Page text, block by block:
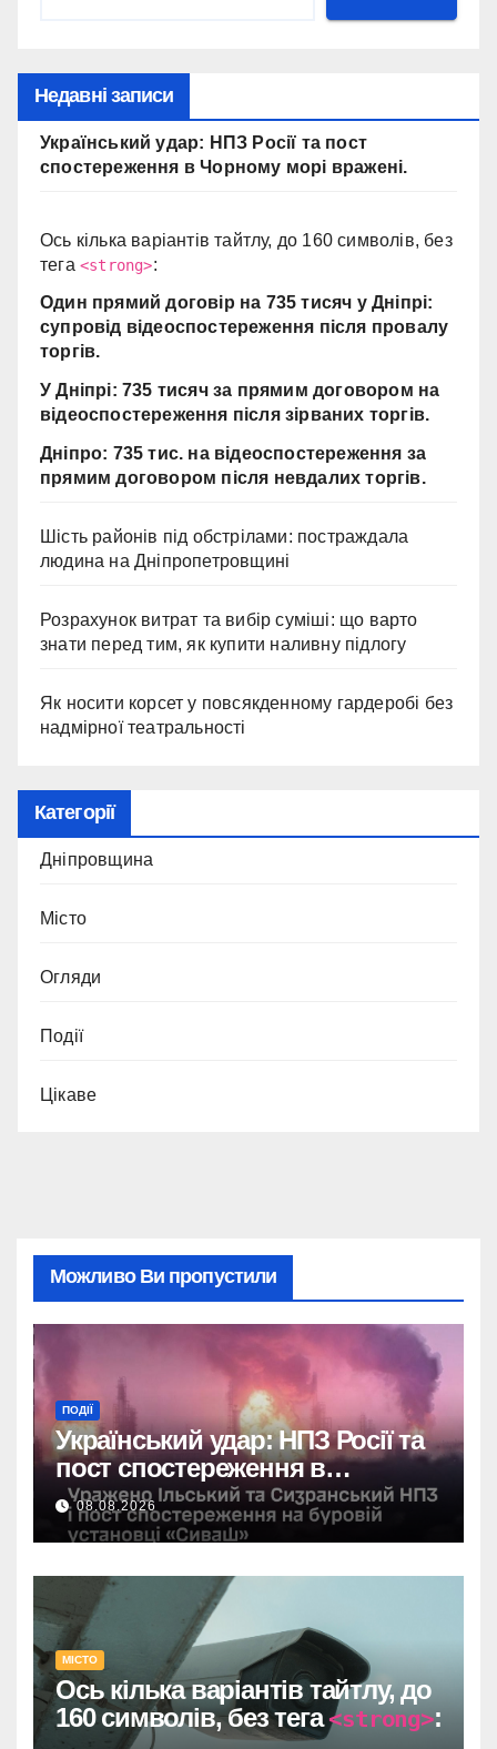
Недавні записи
Український удар: НПЗ Росії та пост
спостереження в Чорному морі вражені.
Ось кілька варіантів тайтлу, до 160 символів, без
тега <strong>:
Один прямий договір на 735 тисяч у Дніпрі:
супровід відеоспостереження після провалу
торгів.
У Дніпрі: 735 тисяч за прямим договором на
відеоспостереження після зірваних торгів.
Дніпро: 735 тис. на відеоспостереження за
прямим договором після невдалих торгів.
Шість районів під обстрілами: постраждала
людина на Дніпропетровщині
Розрахунок витрат та вибір суміші: що варто
знати перед тим, як купити наливну підлогу
Як носити корсет у повсякденному гардеробі без
надмірної театральності
Категорії
Дніпровщина
Місто
Огляди
Події
Цікаве
Можливо Ви пропустили
ПОДІЇ
Український удар: НПЗ Росії та
пост спостереження в
Чорному морі вражені.
08.08.2026
МІСТО
Ось кілька варіантів тайтлу, до
160 символів, без тега<strong>: